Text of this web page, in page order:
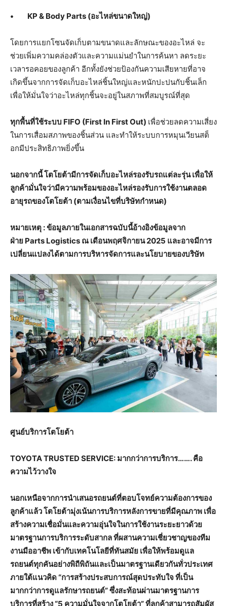
• KP & Body Parts (อะไหล่ขนาดใหญ่)
โดยการแยกโซนจัดเก็บตามขนาดและลักษณะของอะไหล่ จะ
ช่วยเพิ่มความคล่องตัวและความแม่นยำในการค้นหา ลดระยะ
เวลารอคอยของลูกค้า อีกทั้งยังช่วยป้องกันความเสียหายที่อาจ
เกิดขึ้นจากการจัดเก็บอะไหล่ชิ้นใหญ่และหนักปะปนกับชิ้นเล็ก
เพื่อให้มั่นใจว่าอะไหล่ทุกชิ้นจะอยู่ในสภาพที่สมบูรณ์ที่สุด
ทุกพื้นที่ใช้ระบบ FIFO (First In First Out) เพื่อช่วยลดความเสี่ยง
ในการเสื่อมสภาพของชิ้นส่วน และทำให้ระบบการหมุนเวียนสต็
อกมีประสิทธิภาพยิ่งขึ้น
นอกจากนี้ โตโยต้ามีการจัดเก็บอะไหล่รองรับรถแต่ละรุ่น เพื่อให้
ลูกค้ามั่นใจว่ามีความพร้อมของอะไหล่รองรับการใช้งานตลอด
อายุรถของโตโยต้า (ตามเงื่อนไขที่บริษัทกำหนด)
หมายเหตุ :ข้อมูลภายในเอกสารฉบับนี้อ้างอิงข้อมูลจาก
ฝ่าย Parts Logistics ณ เดือนพฤศจิกายน2025 และอาจมีการ
เปลี่ยนแปลงได้ตามการบริหารจัดการและนโยบายของบริษัท
ศูนย์บริการโตโยต้า
TOYOTA TRUSTED SERVICE: มากกว่าการบริการ……. คือ
ความไว้วางใจ
นอกเหนือจากการนำเสนอรถยนต์ที่ตอบโจทย์ความต้องการของ
ลูกค้าแล้ว โตโยต้ามุ่งเน้นการบริการหลังการขายที่มีคุณภาพ เพื่อ
สร้างความเชื่อมั่นและความอุ่นใจในการใช้งานระยะยาวด้วย
มาตรฐานการบริการระดับสากล ที่ผสานความเชี่ยวชาญของทีม
งานมืออาชีพ เข้ากับเทคโนโลยีที่ทันสมัย เพื่อให้พร้อมดูแล
รถยนต์ทุกคันอย่างพิถีพิถันและเป็นมาตรฐานเดียวกันทั่วประเทศ
ภายใต้แนวคิด“การสร้างประสบการณ์สุดประทับใจ ที่เป็น
มากกว่าการดูแลรักษารถยนต์”ซึ่งสะท้อนผ่านมาตรฐานการ
บริการที่สร้าง“5 ความมั่นใจจากโตโยต้า”ที่ลูกค้าสามารถสัมผัส